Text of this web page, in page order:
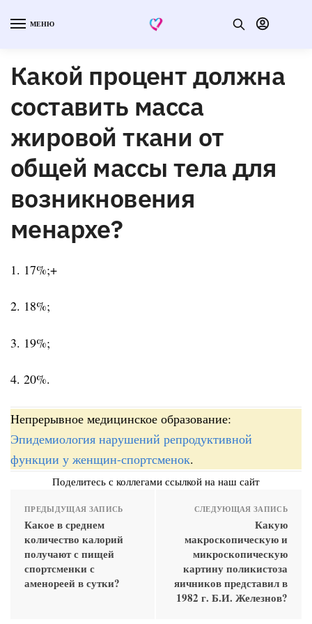
МЕНЮ
Какой процент должна
составить масса
жировой ткани от
общей массы тела для
возникновения
менархе?
1. 17%;+
2. 18%;
3. 19%;
4. 20%.
Непрерывное медицинское образование:
Эпидемиология нарушений репродуктивной
функции у женщин-спортсменок.
Поделитесь с коллегами ссылкой на наш сайт
ПРЕДЫДУЩАЯ ЗАПИСЬ
Какое в среднем
количество калорий
получают с пищей
спортсменки с
аменореей в сутки?
СЛЕДУЮЩАЯ ЗАПИСЬ
Какую
макроскопическую и
микроскопическую
картину поликистоза
яичников представил в
1982 г. Б.И. Железнов?